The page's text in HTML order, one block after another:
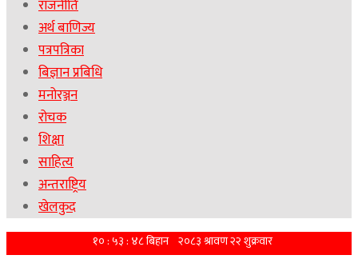
राजनीति
अर्थ बाणिज्य
पत्रपत्रिका
बिज्ञान प्रबिधि
मनोरञ्जन
रोचक
शिक्षा
साहित्य
अन्तराष्ट्रिय
खेलकुद